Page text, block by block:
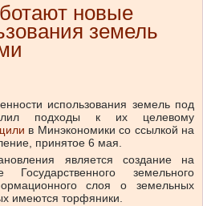
новые
земель
использования земель под
подходы к их целевому
в Минэкономики со ссылкой на
принятое 6 мая.
является создание на
Государственного земельного
слоя о земельных
имеются торфяники.